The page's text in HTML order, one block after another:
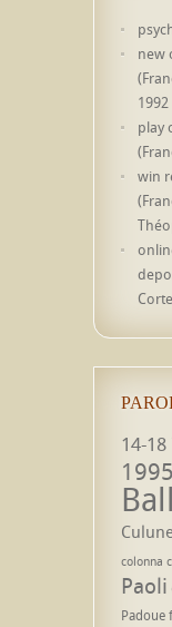
new
1992
play
win
14-18
1995
colonna
Paoli
Padoue